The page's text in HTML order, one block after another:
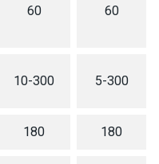
60 60
10-300 5-300
180 180